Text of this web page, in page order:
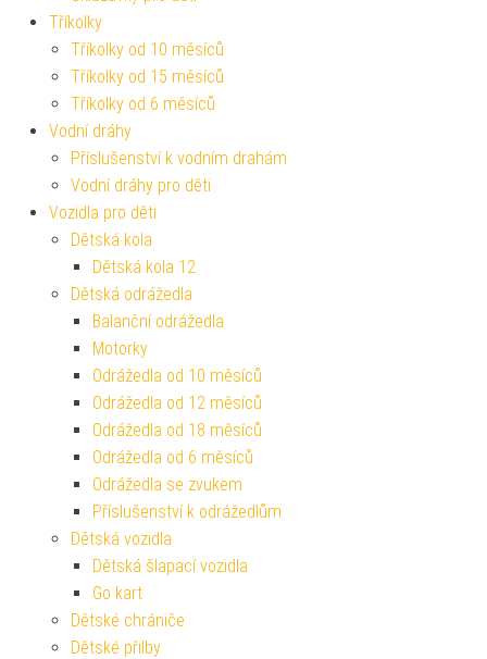
Tříkolky
Tříkolky od 10 měsíců
Tříkolky od 15 měsíců
Tříkolky od 6 měsíců
Vodní dráhy
Příslušenství k vodním drahám
Vodní dráhy pro děti
Vozidla pro děti
Dětská kola
Dětská kola 12
Dětská odrážedla
Balanční odrážedla
Motorky
Odrážedla od 10 měsíců
Odrážedla od 12 měsíců
Odrážedla od 18 měsíců
Odrážedla od 6 měsíců
Odrážedla se zvukem
Příslušenství k odrážedlům
Dětská vozidla
Dětská šlapací vozidla
Go kart
Dětské chrániče
Dětské přilby